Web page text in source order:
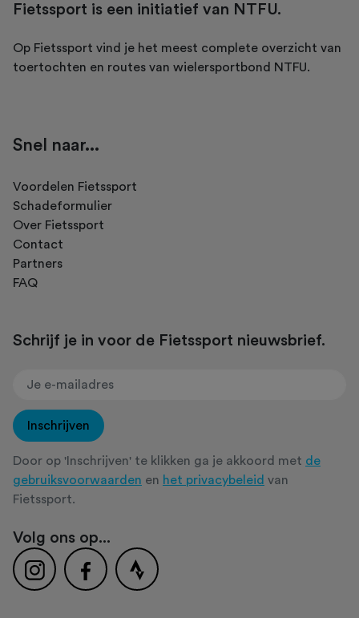
Fietssport is een initiatief van NTFU.
Op Fietssport vind je het meest complete overzicht van
toertochten en routes van wielersportbond NTFU.
Snel naar...
Voordelen Fietssport
Schadeformulier
Over Fietssport
Contact
Partners
FAQ
Schrijf je in voor de Fietssport nieuwsbrief.
Inschrijven
Door op 'Inschrijven' te klikken ga je akkoord met de
gebruiksvoorwaarden en het privacybeleid van
Fietssport.
Volg ons op...